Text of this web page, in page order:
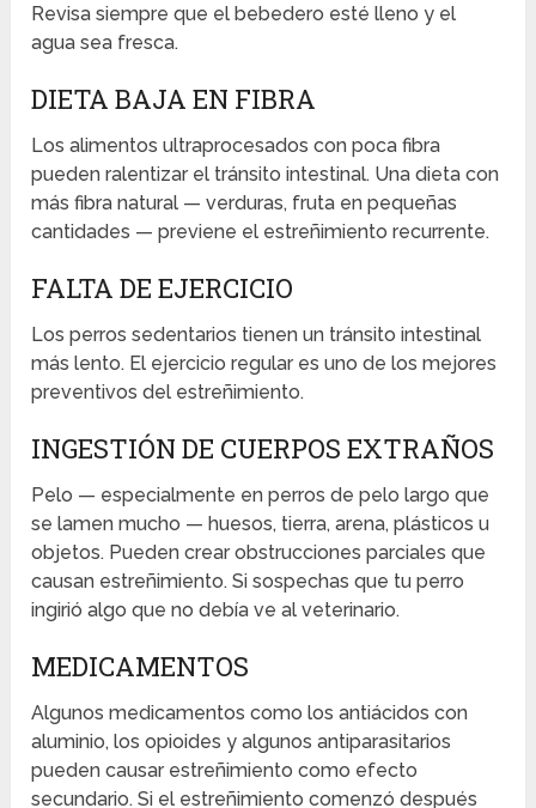
Revisa siempre que el bebedero esté lleno y el
agua sea fresca.
DIETA BAJA EN FIBRA
Los alimentos ultraprocesados con poca fibra
pueden ralentizar el tránsito intestinal. Una dieta con
más fibra natural — verduras, fruta en pequeñas
cantidades — previene el estreñimiento recurrente.
FALTA DE EJERCICIO
Los perros sedentarios tienen un tránsito intestinal
más lento. El ejercicio regular es uno de los mejores
preventivos del estreñimiento.
INGESTIÓN DE CUERPOS EXTRAÑOS
Pelo — especialmente en perros de pelo largo que
se lamen mucho — huesos, tierra, arena, plásticos u
objetos. Pueden crear obstrucciones parciales que
causan estreñimiento. Si sospechas que tu perro
ingirió algo que no debía ve al veterinario.
MEDICAMENTOS
Algunos medicamentos como los antiácidos con
aluminio, los opioides y algunos antiparasitarios
pueden causar estreñimiento como efecto
secundario. Si el estreñimiento comenzó después